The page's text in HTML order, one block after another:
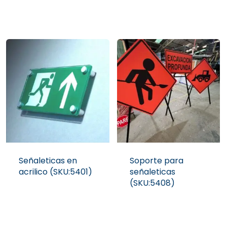
Señaleticas en
acrilico (SKU:5401)
Soporte para
señaleticas
(SKU:5408)